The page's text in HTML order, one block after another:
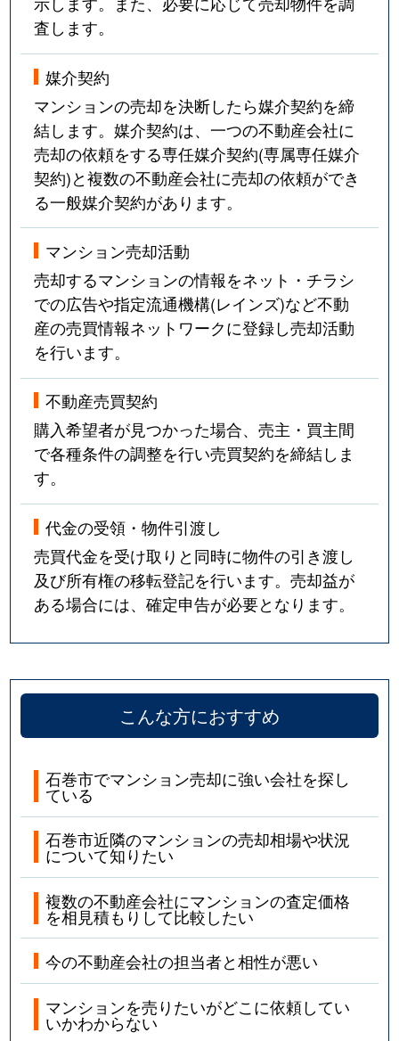
査します。
媒介契約
マンションの売却を決断したら媒介契約を締
結します。媒介契約は、一つの不動産会社に
売却の依頼をする専任媒介契約(専属専任媒介
契約)と複数の不動産会社に売却の依頼ができ
る一般媒介契約があります。
マンション売却活動
売却するマンションの情報をネット・チラシ
での広告や指定流通機構(レインズ)など不動
産の売買情報ネットワークに登録し売却活動
を行います。
不動産売買契約
購入希望者が見つかった場合、売主・買主間
で各種条件の調整を行い売買契約を締結しま
す。
代金の受領・物件引渡し
売買代金を受け取りと同時に物件の引き渡し
及び所有権の移転登記を行います。売却益が
ある場合には、確定申告が必要となります。
こんな方におすすめ
石巻市でマンション売却に強い会社を探し
ている
石巻市近隣のマンションの売却相場や状況
について知りたい
複数の不動産会社にマンションの査定価格
を相見積もりして比較したい
今の不動産会社の担当者と相性が悪い
マンションを売りたいがどこに依頼してい
いかわからない